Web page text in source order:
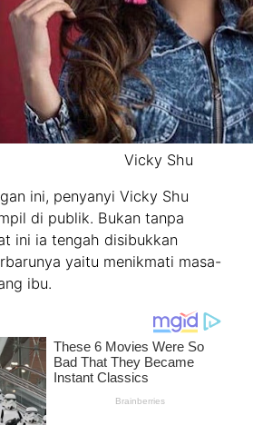
Vicky Shu
ini, penyanyi Vicky Shu
di publik. Bukan tanpa
ini ia tengah disibukkan
yaitu menikmati masa-
ibu.